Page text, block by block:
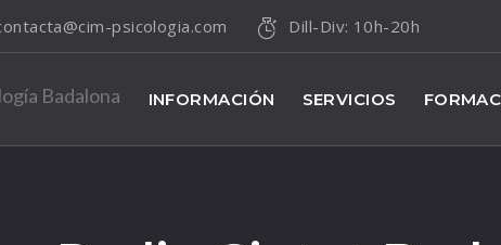
psicologia.com Dill-Div: 10h-20h
INFORMACIÓN SERVICIOS